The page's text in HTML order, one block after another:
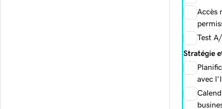
Accès
Test
Stratégie
avec